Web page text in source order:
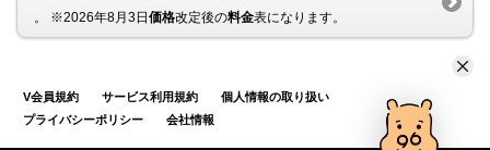
。 ※2026年8月3日価格改定後の料金表になります。
V会員規約 サービス利用規約
個人情報の取り扱い
プライバシーポリシー
会社情報